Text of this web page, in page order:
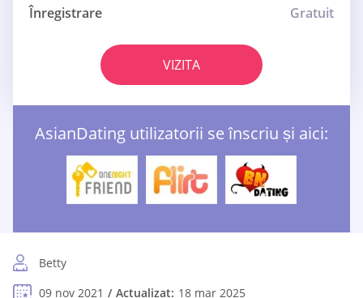
Înregistrare
Gratuit
VIZITA
AsianDating utilizatorii se înscriu și aici:
Betty
09 nov 2021
Actualizat: 18 mar 2025